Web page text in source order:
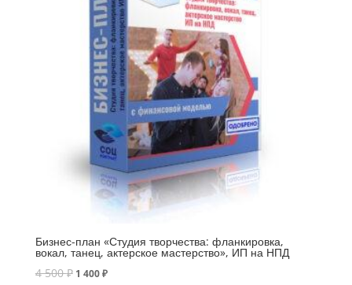
Бизнес-план «Студия творчества: фланкировка,
вокал, танец, актерское мастерство», ИП на НПД
4 500₽ 1 400₽